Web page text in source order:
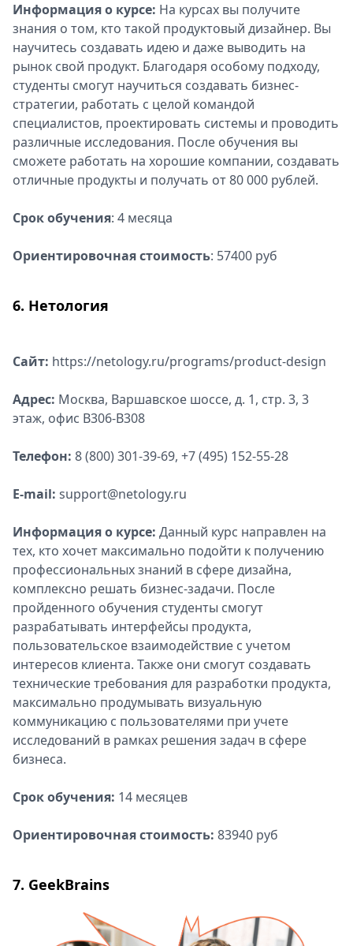
Информация о курсе: На курсах вы получите
знания о том, кто такой продуктовый дизайнер. Вы
научитесь создавать идею и даже выводить на
рынок свой продукт. Благодаря особому подходу,
студенты смогут научиться создавать бизнес-
стратегии, работать с целой командой
специалистов, проектировать системы и проводить
различные исследования. После обучения вы
сможете работать на хорошие компании, создавать
отличные продукты и получать от 80 000 рублей.
Срок обучения: 4 месяца
Ориентировочная стоимость: 57400 руб
6. Нетология
Сайт: https://netology.ru/programs/product-design
Адрес: Москва, Варшавское шоссе, д. 1, стр. 3, 3
этаж, офис B306-B308
Телефон: 8 (800) 301-39-69, +7 (495) 152-55-28
E-mail: support@netology.ru
Информация о курсе: Данный курс направлен на
тех, кто хочет максимально подойти к получению
профессиональных знаний в сфере дизайна,
комплексно решать бизнес-задачи. После
пройденного обучения студенты смогут
разрабатывать интерфейсы продукта,
пользовательское взаимодействие с учетом
интересов клиента. Также они смогут создавать
технические требования для разработки продукта,
максимально продумывать визуальную
коммуникацию с пользователями при учете
исследований в рамках решения задач в сфере
бизнеса.
Срок обучения: 14 месяцев
Ориентировочная стоимость: 83940 руб
7. GeekBrains